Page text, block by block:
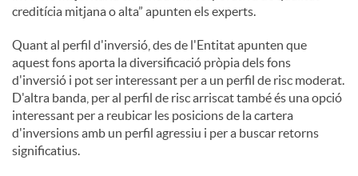
creditícia mitjana o alta” apunten els experts.
Quant al perfil d'inversió, des de l'Entitat apunten que
aquest fons aporta la diversificació pròpia dels fons
d'inversió i pot ser interessant per a un perfil de risc moderat.
D'altra banda, per al perfil de risc arriscat també és una opció
interessant per a reubicar les posicions de la cartera
d'inversions amb un perfil agressiu i per a buscar retorns
significatius.